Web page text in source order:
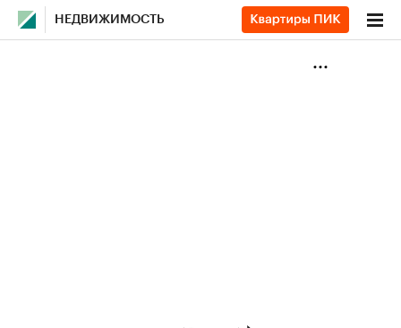
НЕДВИЖИМОСТЬ